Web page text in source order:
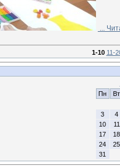
...
1-10 11-
Пн
Вт
3
4
10
11
17
18
24
25
31